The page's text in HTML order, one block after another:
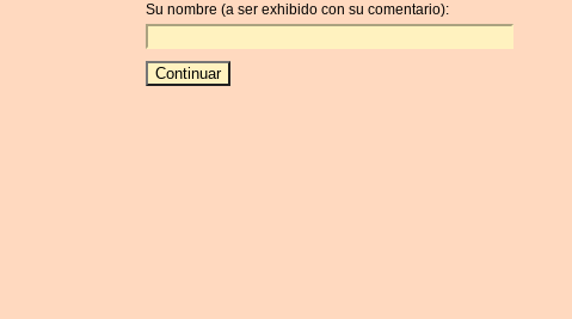
Su nombre (a ser exhibido con su comentario):